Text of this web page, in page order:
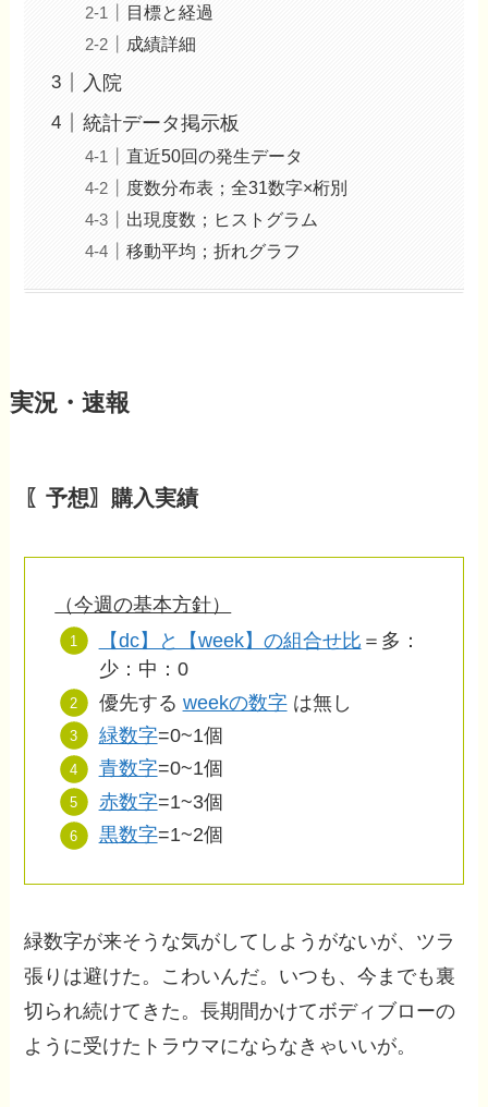
目標と経過
成績詳細
入院
統計データ掲示板
直近50回の発生データ
度数分布表；全31数字×桁別
出現度数；ヒストグラム
移動平均；折れグラフ
実況・速報
〖予想〗購入実績
（今週の基本方針）
【dc】と【week】の組合せ比 ＝多：
少：中：0
優先する weekの数字は無し
緑数字=0~1個
青数字=0~1個
赤数字=1~3個
黒数字=1~2個
緑数字が来そうな気がしてしようがないが、ツラ
張りは避けた。こわいんだ。いつも、今までも裏
切られ続けてきた。長期間かけてボディブローの
ように受けたトラウマにならなきゃいいが。